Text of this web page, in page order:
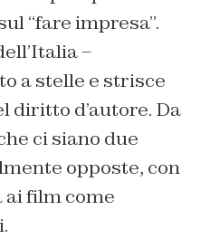
“fare impresa”.
–
a stelle e strisce
diritto d’autore. Da
ci siano due
opposte, con
ai film come